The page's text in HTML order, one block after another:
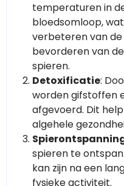
temperaturen in
bloedsomloop,
verbeteren van
bevorderen van
spieren.
Detoxificatie:
worden gifstoffen
afgevoerd. Dit
algehele
spieren te
kan zijn na een
fysieke activiteit.